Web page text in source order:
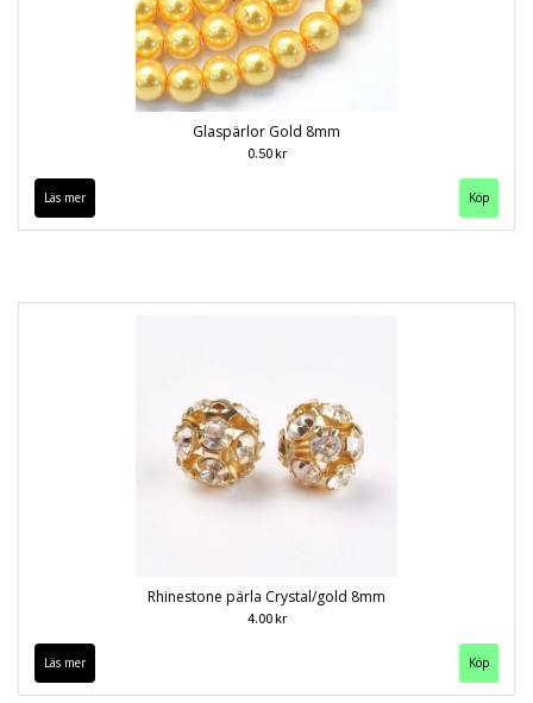
Glaspärlor Gold 8mm
0.50 kr
Läs mer Köp
Rhinestone pärla Crystal/gold 8mm
4.00 kr
Läs mer Köp